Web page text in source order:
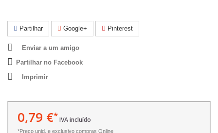
Partilhar Google+ Pinterest
Enviar a um amigo
Partilhar no Facebook
Imprimir
0,79 €*IVA incluído
*Preço unid. e exclusivo compras Online